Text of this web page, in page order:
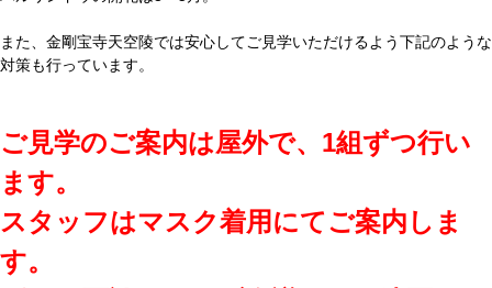
また、金剛宝寺天空陵では安心してご見学いただけるよう下記のような
対策も行っています。
ご見学のご案内は屋外で、1組ずつ行い
ます。
スタッフはマスク着用にてご案内しま
す。